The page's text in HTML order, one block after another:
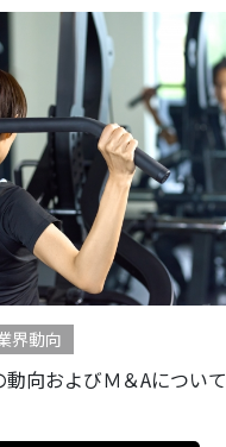
界動向
向およびＭ＆Aについて